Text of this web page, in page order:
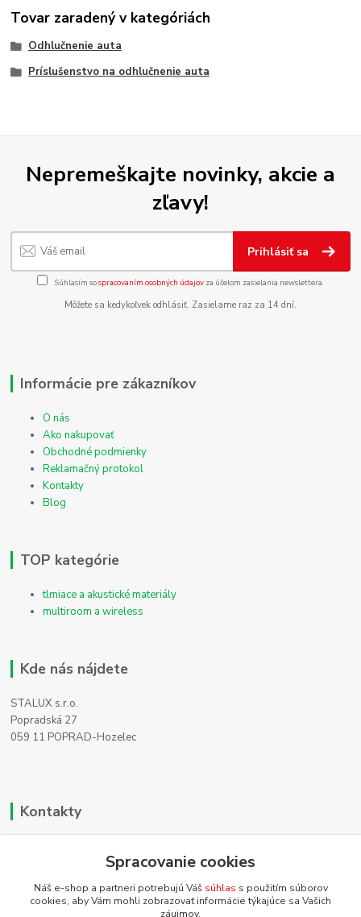
Tovar zaradený v kategóriách
Odhlučnenie auta
Príslušenstvo na odhlučnenie auta
Nepremeškajte novinky, akcie a
zľavy!
Prihlásiť sa
Súhlasím sospracovaním osobných údajov za účelom zasielania newslettera.
Môžete sa kedykoľvek odhlásiť. Zasielame raz za 14 dní.
Informácie pre zákazníkov
O nás
Ako nakupovať
Obchodné podmienky
Reklamačný protokol
Kontakty
Blog
TOP kategórie
tlmiace a akustické materiály
multiroom a wireless
Kde nás nájdete
STALUX s.r.o.
Popradská 27
059 11 POPRAD-Hozelec
Kontakty
+421 911 990 200
info@homehifi.sk
Spracovanie cookies
Náš e-shop a partneri potrebujú Váš súhlas s použitím súborov
cookies, aby Vám mohli zobrazovať informácie týkajúce sa Vašich
záujmov.